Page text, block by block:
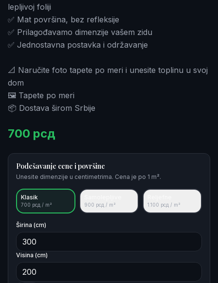
lepljivoj foliji
✅ Mat površina, bez refleksije
✅ Prilagođavamo dimenzije vašem zidu
✅ Jednostavna postavka i održavanje
📐 Naručite foto tapete po meri i unesite toplinu u svoj
dom
🖼️ Tapete po meri
📦 Dostava širom Srbije
700 рсд
Podešavanje cene i površine
Unesite dimenzije u centimetrima. Cena je po 1 m².
Klasik
700 рсд / m² 900 рсд / m² 1.100 рсд / m²
Širina (cm)
Visina (cm)